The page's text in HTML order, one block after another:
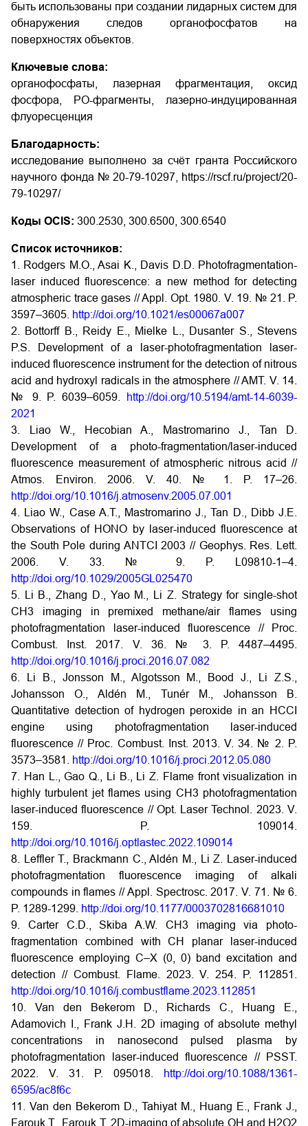
быть использованы при создании лидарных систем для
обнаружения следов органофосфатов на
поверхностях объектов.
Ключевые слова:
органофосфаты, лазерная фрагментация, оксид
фосфора, PO-фрагменты, лазерно-индуцированная
флуоресценция
Благодарность:
исследование выполнено за счёт гранта Российского
научного фонда № 20-79-10297, https://rscf.ru/project/20-
79-10297/
Коды OCIS: 300.2530, 300.6500, 300.6540
Список источников:
1. Rodgers M.O., Asai K., Davis D.D. Photofragmentation-
laser induced fluorescence: a new method for detecting
atmospheric trace gases // Appl. Opt. 1980. V. 19. № 21. P.
3597–3605. http://doi.org/10.1021/es00067a007
2. Bottorff B., Reidy E., Mielke L., Dusanter S., Stevens
P.S. Development of a laser-photofragmentation laser-
induced fluorescence instrument for the detection of nitrous
acid and hydroxyl radicals in the atmosphere // AMT. V. 14.
№ 9. P. 6039–6059.
http://doi.org/10.5194/amt-14-6039-
2021
3. Liao W., Hecobian A., Mastromarino J., Tan D.
Development of a photo-fragmentation/laser-induced
fluorescence measurement of atmospheric nitrous acid //
Atmos. Environ. 2006. V. 40. № 1. P. 17–26.
http://doi.org/10.1016/j.atmosenv.2005.07.001
4. Liao W., Case A.T., Mastromarino J., Tan D., Dibb J.E.
Observations of HONO by laser-induced fluorescence at
the South Pole during ANTCI 2003 // Geophys. Res. Lett.
2006. V. 33. № 9. P. L09810-1–4.
http://doi.org/10.1029/2005GL025470
5. Li B., Zhang D., Yao M., Li Z. Strategy for single-shot
CH3 imaging in premixed methane/air flames using
photofragmentation laser-induced fluorescence // Proc.
Combust. Inst. 2017. V. 36. № 3. P. 4487–4495.
http://doi.org/10.1016/j.proci.2016.07.082
6. Li B., Jonsson M., Algotsson M., Bood J., Li Z.S.,
Johansson O., Aldén M., Tunér M., Johansson B.
Quantitative detection of hydrogen peroxide in an HCCI
engine using photofragmentation laser-induced
fluorescence // Proc. Combust. Inst. 2013. V. 34. № 2. P.
3573–3581.
http://doi.org/10.1016/j.proci.2012.05.080
7. Han L., Gao Q., Li B., Li Z. Flame front visualization in
highly turbulent jet flames using CH3 photofragmentation
laser-induced fluorescence // Opt. Laser Technol. 2023. V.
159. P. 109014.
http://doi.org/10.1016/j.optlastec.2022.109014
8. Leffler T., Brackmann C., Aldén M., Li Z. Laser-induced
photofragmentation fluorescence imaging of alkali
compounds in flames // Appl. Spectrosc. 2017. V. 71. № 6.
P. 1289-1299. http://doi.org/10.1177/0003702816681010
9. Carter C.D., Skiba A.W. CH3 imaging via photo-
fragmentation combined with CH planar laser-induced
fluorescence employing C–X (0, 0) band excitation and
detection // Combust. Flame. 2023. V. 254. P. 112851.
http://doi.org/10.1016/j.combustflame.2023.112851
10. Van den Bekerom D., Richards C., Huang E.,
Adamovich I., Frank J.H. 2D imaging of absolute methyl
concentrations in nanosecond pulsed plasma by
photofragmentation laser-induced fluorescence // PSST.
2022. V. 31. P. 095018.
http://doi.org/10.1088/1361-
6595/ac8f6c
11. Van den Bekerom D., Tahiyat M., Huang E., Frank J.,
Farouk T., Farouk T. 2D-imaging of absolute OH and H2O2